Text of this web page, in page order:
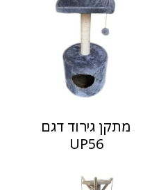
מתקן גירוד דגם
UP56